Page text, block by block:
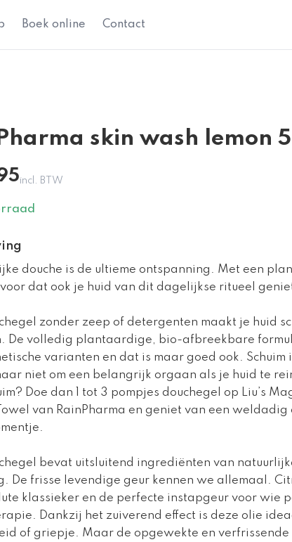
Boek online Contact
skin wash lemon
incl. BTW
douche is de ultieme ontspanning. Met een
dat ook je huid van dit dagelijkse ritueel
zonder zeep of detergenten maakt je huid
De volledig plantaardige, bio-afbreekbare
varianten en dat is maar goed ook. Schuim
niet om een belangrijk orgaan als je huid te
Doe dan 1 tot 3 pompjes douchegel op Liu’s
van RainPharma en geniet van een weldadig
bevat uitsluitend ingrediënten van
De frisse levendige geur kennen we allemaal.
klassieker en de perfecte instapgeur voor wie
Dankzij het zuiverend effect is deze olie
of griepje. Maar de opgewekte en verfrissende